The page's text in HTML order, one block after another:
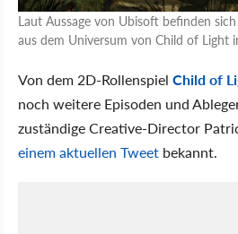
Laut Aussage von Ubisoft befinden
aus dem Universum von Child of Light
Von dem 2D-Rollenspiel Child of
noch weitere Episoden und
zuständige Creative-Director
einem aktuellen Tweet bekannt.